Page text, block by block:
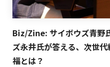
Biz/Zine: サイボウズ青野
ズ永井氏が答える、次世
福とは？